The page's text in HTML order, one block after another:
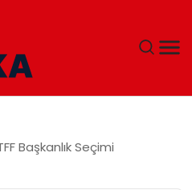
Başkanlık Seçimi